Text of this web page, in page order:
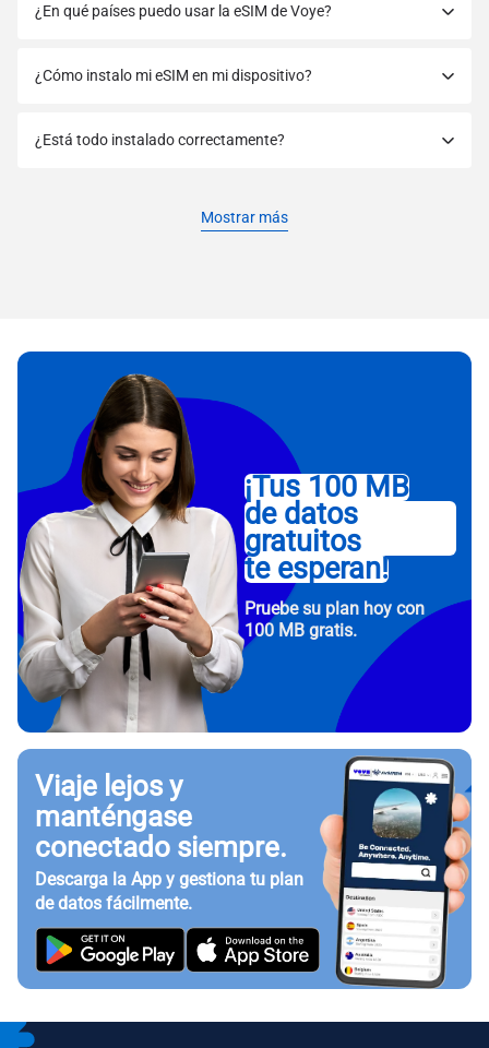
¿En qué países puedo usar la eSIM de Voye?
¿Cómo instalo mi eSIM en mi dispositivo?
¿Está todo instalado correctamente?
Mostrar más
¡Tus 100 MB
de datos
gratuitos
te esperan!
Pruebe su plan hoy con
100 MB gratis.
Viaje lejos y
manténgase
conectado siempre.
Descarga la App y gestiona tu plan
de datos fácilmente.